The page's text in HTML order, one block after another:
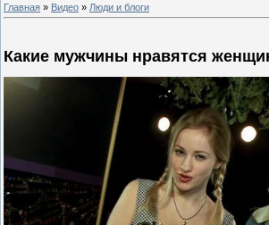
Главная » Видео » Люди и блоги
Какие мужчины нравятся